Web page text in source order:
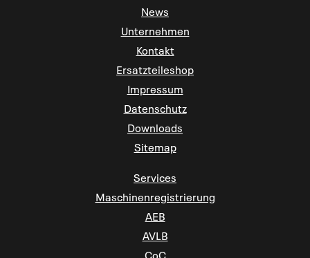
News
Unternehmen
Kontakt
Ersatzteileshop
Impressum
Datenschutz
Downloads
Sitemap
Services
Maschinenregistrierung
AEB
AVLB
CoC